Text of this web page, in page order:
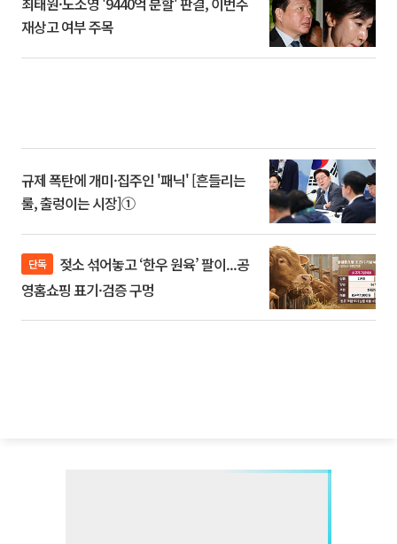
재상고 여부 주목
규제 폭탄에 개미·집주인 '패닉' [흔들리는
룰, 출렁이는 시장]①
단독
영홈쇼핑 표기·검증 구멍